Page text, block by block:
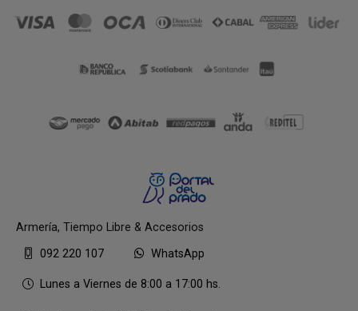
Armería, Tiempo Libre & Accesorios
092 220 107
WhatsApp
Lunes a Viernes de 8:00 a 17:00 hs.